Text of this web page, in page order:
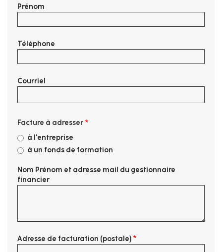
Prénom
Téléphone
Courriel
Facture à adresser
à l'entreprise
à un fonds de formation
Nom Prénom et adresse mail du gestionnaire
financier
Adresse de facturation (postale)